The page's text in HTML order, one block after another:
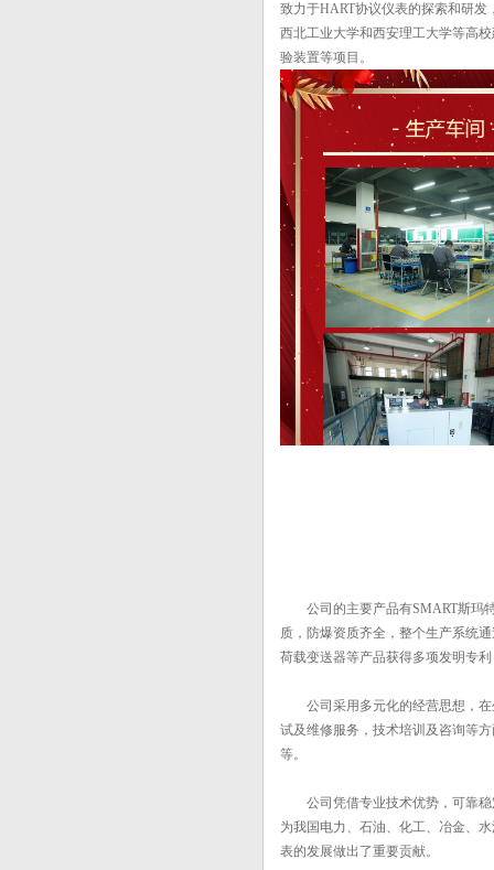
致力于HART协议仪表的探索和研
西北工业大学和西安理工大学等高
验装置等项目。
公司的主要产品有SMART斯玛特
质，防爆资质齐全，整个生产系统
荷载变送器等产品获得多项发明专
公司采用多元化的经营思想，在
试及维修服务，技术培训及咨询等
等。
公司凭借专业技术优势，可靠稳
为我国电力、石油、化工、冶金、
表的发展做出了重要贡献。